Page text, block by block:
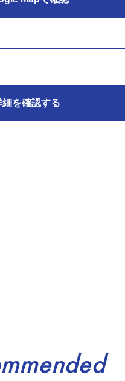
細を確認する